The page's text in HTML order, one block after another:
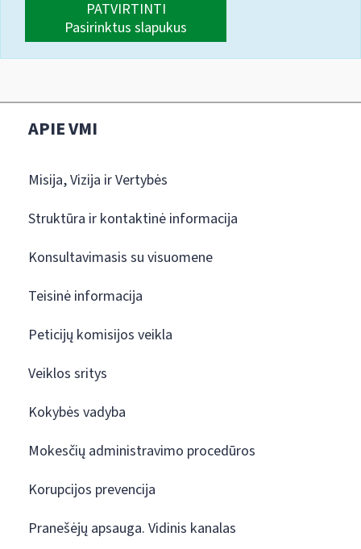
PATVIRTINTI
Pasirinktus slapukus
APIE VMI
Misija, Vizija ir Vertybės
Struktūra ir kontaktinė informacija
Konsultavimasis su visuomene
Teisinė informacija
Peticijų komisijos veikla
Veiklos sritys
Kokybės vadyba
Mokesčių administravimo procedūros
Korupcijos prevencija
Pranešėjų apsauga. Vidinis kanalas